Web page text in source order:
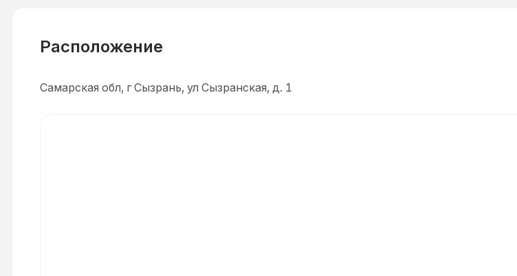
Расположение
Самарская обл, г Сызрань, ул Сызранская, д. 1